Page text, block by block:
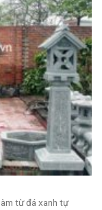
từ đá xanh tự